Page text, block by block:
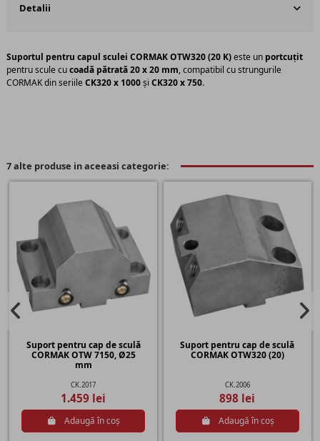
Detalii
Suportul pentru capul sculei CORMAK OTW320 (20 K)este un portcuțit
pentru scule cucoadă pătrată 20 x 20 mm, compatibil cu strungurile
CORMAK din seriileCK320 x 1000și CK320 x 750.
7 alte produse in aceeasi categorie:
Suport pentru cap de sculă
CORMAK OTW 7150, Ø25
mm
CK.2017
1.459 lei
Adaugă în coș
Suport pentru cap de sculă
CORMAK OTW320 (20)
CK.2006
898 lei
Adaugă în coș